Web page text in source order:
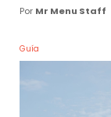
Por Mr Menu Staff
Guía